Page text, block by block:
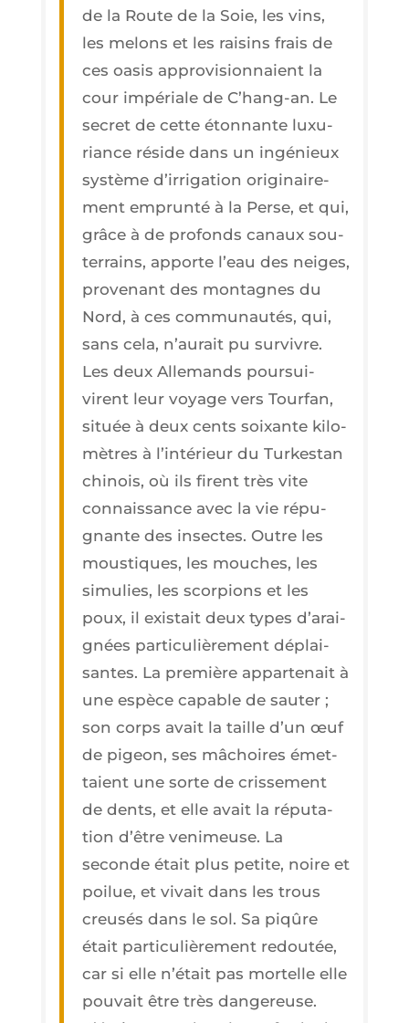
de la Route de la Soie, les vins,
les melons et les rai­sins frais de
ces oasis appro­vi­sion­naient la
cour impé­riale de C’hang-an. Le
secret de cette éton­nante luxu­
riance réside dans un ingé­nieux
sys­tème d’ir­ri­ga­tion ori­gi­nai­re­
ment emprun­té à la Perse, et qui,
grâce à de pro­fonds canaux sou­
ter­rains, apporte l’eau des neiges,
pro­ve­nant des mon­tagnes du
Nord, à ces com­mu­nau­tés, qui,
sans cela, n’au­rait pu survivre.
Les deux Alle­mands pour­sui­
virent leur voyage vers Tour­fan,
située à deux cents soixante kilo­
mètres à l’in­té­rieur du Tur­kes­tan
chi­nois, où ils firent très vite
connais­sance avec la vie répu­
gnante des insectes. Outre les
mous­tiques, les mouches, les
simu­lies, les scor­pions et les
poux, il exis­tait deux types d’a­rai­
gnées par­ti­cu­liè­re­ment déplai­
santes. La pre­mière appar­te­nait à
une espèce capable de sau­ter ;
son corps avait la taille d’un œuf
de pigeon, ses mâchoires émet­
taient une sorte de cris­se­ment
de dents, et elle avait la répu­ta­
tion d’être veni­meuse. La
seconde était plus petite, noire et
poi­lue, et vivait dans les trous
creu­sés dans le sol. Sa piqûre
était par­ti­cu­liè­re­ment redou­tée,
car si elle n’é­tait pas mor­telle elle
pou­vait être très dan­ge­reuse.